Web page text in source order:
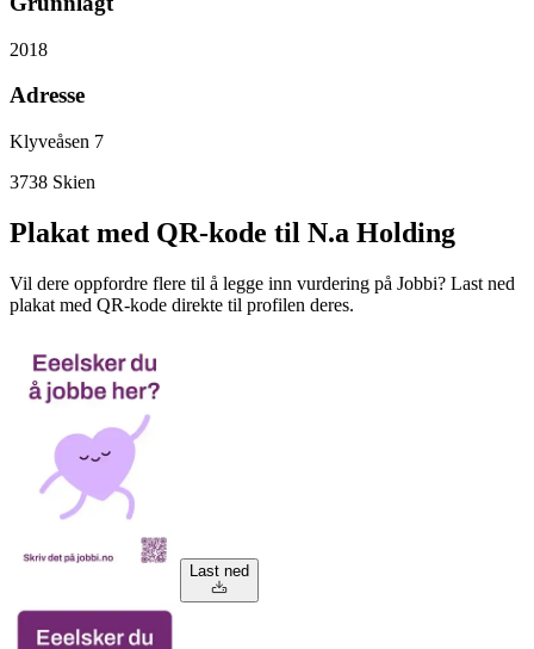
2018
Adresse
Klyveåsen 7
3738 Skien
Plakat med QR-kode til N.a Holding
Vil dere oppfordre flere til å legge inn vurdering på Jobbi? Last ned
plakat med QR-kode direkte til profilen deres.
Last ned